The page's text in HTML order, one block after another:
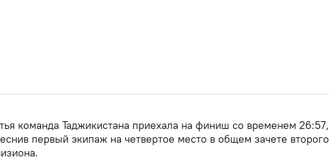
команда Таджикистана приехала на финиш со временем 26:57,
первый экипаж на четвертое место в общем зачете второго